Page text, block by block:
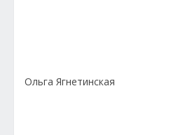
Ольга Ягнетинская